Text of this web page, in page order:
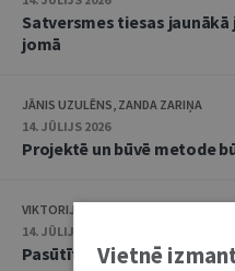
Satversmes tiesas
jomā
JĀNIS UZULĒNS, ZANDA ZARIŅA
14. JŪLIJS 2026
Projektē un būvē metode
VIKTORIJA TAISONE
14. JŪLIJS 2026
Pasūtītāja pārstāvis –
Vietnē